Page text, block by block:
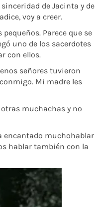
de Jacinta y de
voy a creer.
Parece que se
uno de los sacerdotes
con ellos.
señores tuvieron
Mi madre les
muchachas y no
encantado muchohablar
hablar también con la